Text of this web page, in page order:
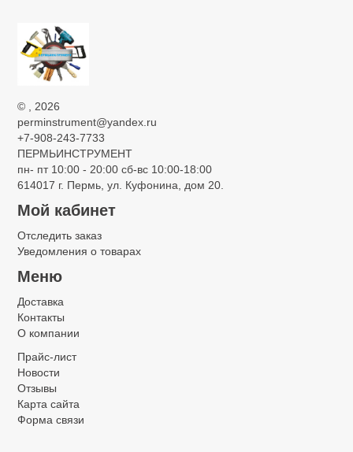
©
, 2026
perminstrument@yandex.ru
+7-908-243-7733
ПЕРМЬИНСТРУМЕНТ
пн- пт 10:00 - 20:00 сб-вс 10:00-18:00
614017 г. Пермь, ул. Куфонина, дом 20.
Мой кабинет
Отследить заказ
Уведомления о товарах
Меню
Доставка
Контакты
О компании
Прайс-лист
Новости
Отзывы
Карта сайта
Форма связи